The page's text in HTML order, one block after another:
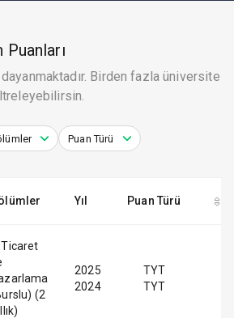
Birden fazla üniversite
Puan Türü
Yıl Puan Türü
Ticaret
(2
2025
2024
TYT
TYT